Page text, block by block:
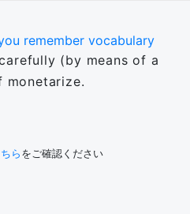
remember vocabulary
(by means of a
monetarize.
ら をご確認ください